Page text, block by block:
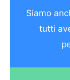
Siamo
tutti